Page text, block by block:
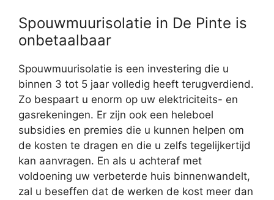
Spouwmuurisolatie in De Pinte is
onbetaalbaar
Spouwmuurisolatie is een investering die u
binnen 3 tot 5 jaar volledig heeft terugverdiend.
Zo bespaart u enorm op uw elektriciteits- en
gasrekeningen. Er zijn ook een heleboel
subsidies en premies die u kunnen helpen om
de kosten te dragen en die u zelfs tegelijkertijd
kan aanvragen. En als u achteraf met
voldoening uw verbeterde huis binnenwandelt,
zal u beseffen dat de werken de kost meer dan